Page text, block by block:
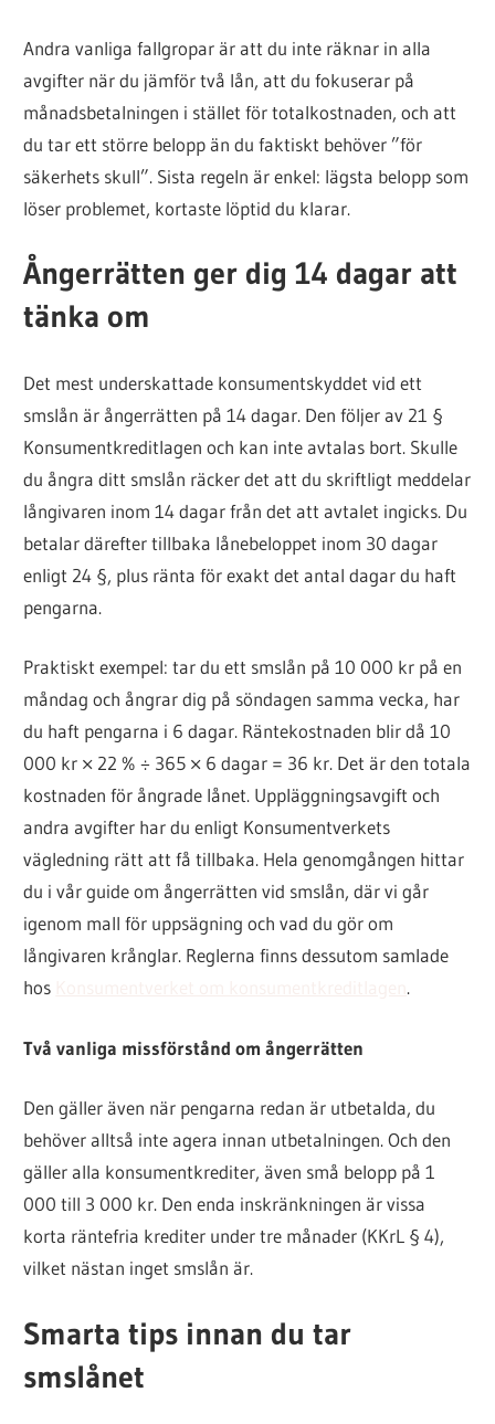
Andra vanliga fallgropar är att du inte räknar in alla
avgifter när du jämför två lån, att du fokuserar på
månadsbetalningen i stället för totalkostnaden, och att
du tar ett större belopp än du faktiskt behöver ”för
säkerhets skull”. Sista regeln är enkel: lägsta belopp som
löser problemet, kortaste löptid du klarar.
Ångerrätten ger dig 14 dagar att
tänka om
Det mest underskattade konsumentskyddet vid ett
smslån är ångerrätten på 14 dagar. Den följer av 21 §
Konsumentkreditlagen och kan inte avtalas bort. Skulle
du ångra ditt smslån räcker det att du skriftligt meddelar
långivaren inom 14 dagar från det att avtalet ingicks. Du
betalar därefter tillbaka lånebeloppet inom 30 dagar
enligt 24 §, plus ränta för exakt det antal dagar du haft
pengarna.
Praktiskt exempel: tar du ett smslån på 10 000 kr på en
måndag och ångrar dig på söndagen samma vecka, har
du haft pengarna i 6 dagar. Räntekostnaden blir då 10
000 kr × 22 % ÷ 365 × 6 dagar = 36 kr. Det är den totala
kostnaden för ångrade lånet. Uppläggningsavgift och
andra avgifter har du enligt Konsumentverkets
vägledning rätt att få tillbaka. Hela genomgången hittar
du i vår guide om ångerrätten vid smslån, där vi går
igenom mall för uppsägning och vad du gör om
långivaren krånglar. Reglerna finns dessutom samlade
hos
.
Två vanliga missförstånd om ångerrätten
Den gäller även när pengarna redan är utbetalda, du
behöver alltså inte agera innan utbetalningen. Och den
gäller alla konsumentkrediter, även små belopp på 1
000 till 3 000 kr. Den enda inskränkningen är vissa
korta räntefria krediter under tre månader (KKrL § 4),
vilket nästan inget smslån är.
Smarta tips innan du tar
smslånet